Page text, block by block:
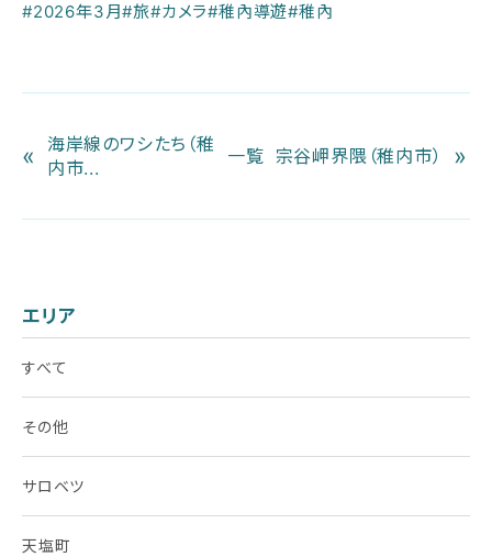
#2026年3月#旅#カメラ#稚內導遊#稚內
«
海岸線のワシたち（稚
内市...
一覧 宗谷岬界隈（稚内市） »
エリア
すべて
その他
サロベツ
天塩町